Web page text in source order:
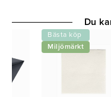
Bästa köp
Miljömärkt
Du